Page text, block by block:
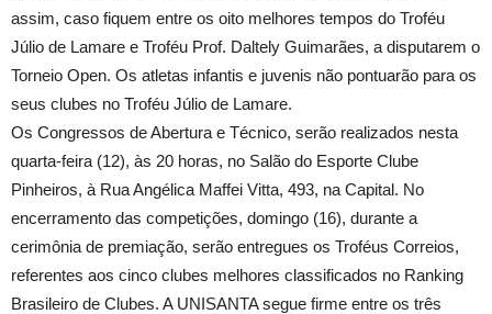
assim, caso fiquem entre os oito melhores tempos do Troféu
Júlio de Lamare e Troféu Prof. Daltely Guimarães, a disputarem o
Torneio Open. Os atletas infantis e juvenis não pontuarão para os
seus clubes no Troféu Júlio de Lamare.
Os Congressos de Abertura e Técnico, serão realizados nesta
quarta-feira (12), às 20 horas, no Salão do Esporte Clube
Pinheiros, à Rua Angélica Maffei Vitta, 493, na Capital. No
encerramento das competições, domingo (16), durante a
cerimônia de premiação, serão entregues os Troféus Correios,
referentes aos cinco clubes melhores classificados no Ranking
Brasileiro de Clubes. A UNISANTA segue firme entre os três